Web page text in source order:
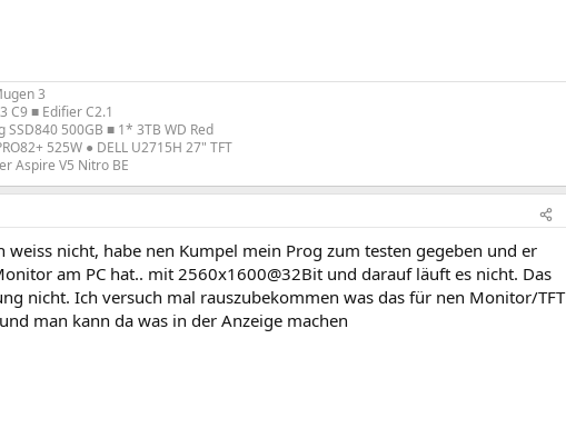
3
C9 ■ Edifier C2.1
500GB ■ 1* 3TB WD Red
525W ● DELL U2715H 27" TFT
Aspire V5 Nitro BE
weiss nicht, habe nen Kumpel mein Prog zum testen gegeben und er
am PC hat.. mit 2560x1600@32Bit und darauf läuft es nicht. Das
nicht. Ich versuch mal rauszubekommen was das für nen Monitor/TFT
man kann da was in der Anzeige machen